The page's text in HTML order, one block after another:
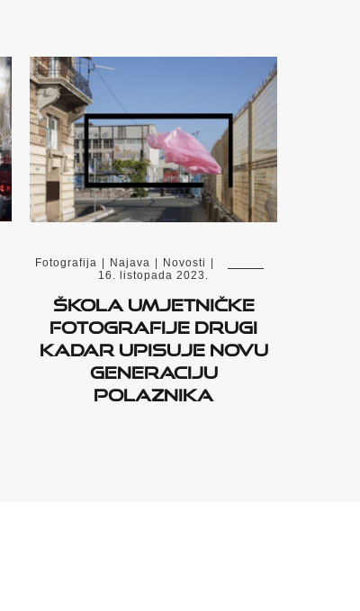
Fotografija | Najava | Novosti |
16. listopada 2023.
Škola umjetničke
fotografije DRUGI
KADAR upisuje novu
generaciju
polaznika